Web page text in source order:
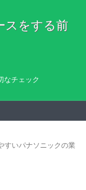
スをする前
なチェック
すいパナソニックの業